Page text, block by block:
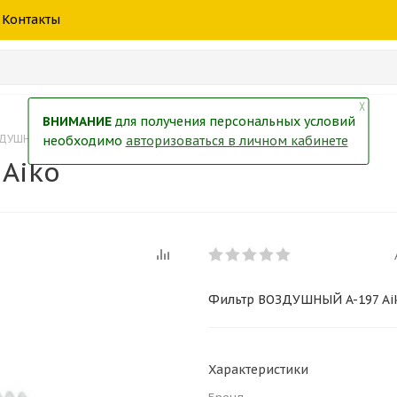
Контакты
A-197 Aiko
Фильтр ВОЗДУШНЫЙ A-197
Характеристики
╳
ВНИМАНИЕдля получения персональных условий
необходимо авторизоваться в личном кабинете